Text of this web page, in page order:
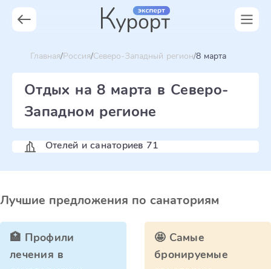
Главная Россия Северо-Западный регион 8 марта
Отдых на 8 марта в Северо-
Западном регионе
Отелей и санаториев 71
Лучшие предложения по санаториям
🏥 Профили
лечения в
🤩 Самые
бронируемые